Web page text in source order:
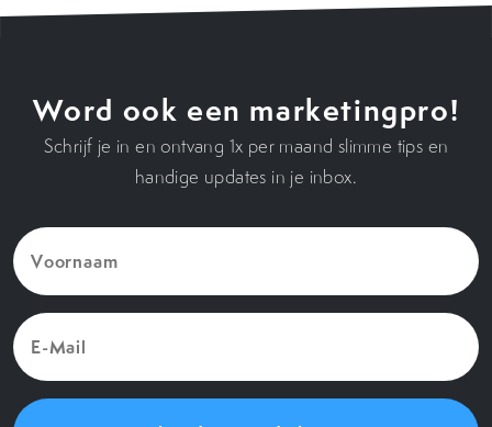
Word ook een marketingpro!
Schrijf je in en ontvang 1x per maand slimme tips en
handige updates in je inbox.
Voornaam
(Vereist)
E-
Mail
(Vereist)